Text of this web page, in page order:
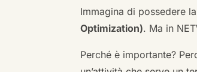
Immagina di possedere
Optimization). Ma in
Perché è importante?